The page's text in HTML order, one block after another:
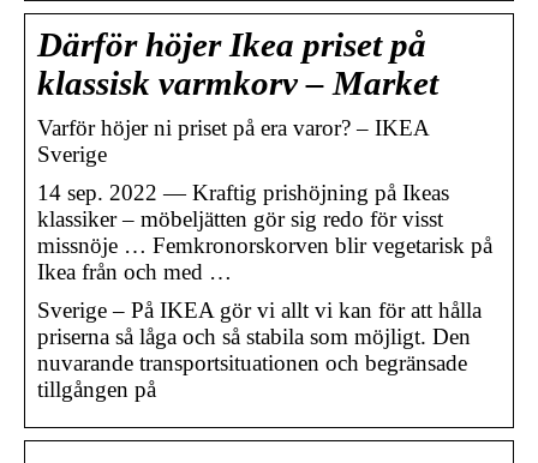
Därför höjer Ikea priset på
klassisk varmkorv – Market
Varför höjer ni priset på era varor? – IKEA
Sverige
14 sep. 2022 — Kraftig prishöjning på Ikeas
klassiker – möbeljätten gör sig redo för visst
missnöje … Femkronorskorven blir vegetarisk på
Ikea från och med …
Sverige – På IKEA gör vi allt vi kan för att hålla
priserna så låga och så stabila som möjligt. Den
nuvarande transportsituationen och begränsade
tillgången på